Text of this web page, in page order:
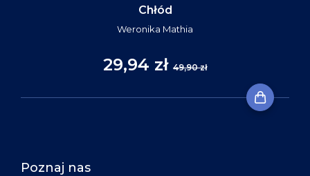
Chłód
Weronika Mathia
29,94 zł 49,90 zł
Poznaj nas